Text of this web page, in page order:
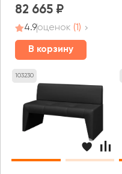
82 665
4.9оценок (1)
В корзину
103230